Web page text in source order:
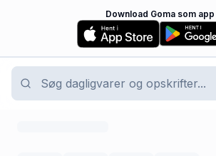
Download Goma som app